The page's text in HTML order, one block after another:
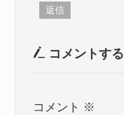
返信
コメントする
コメント ※